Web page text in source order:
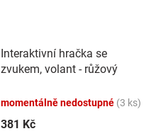
Interaktivní hračka se
zvukem, volant - růžový
momentálně nedostupné (3 ks)
381 Kč